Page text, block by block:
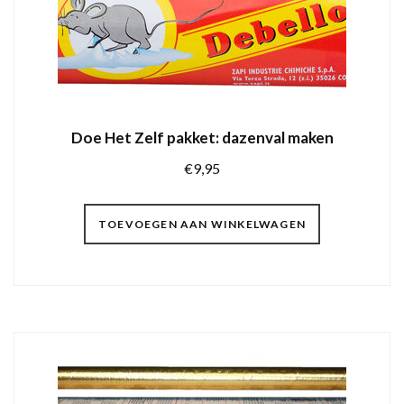
Doe Het Zelf pakket: dazenval maken
€9,95
TOEVOEGEN AAN WINKELWAGEN